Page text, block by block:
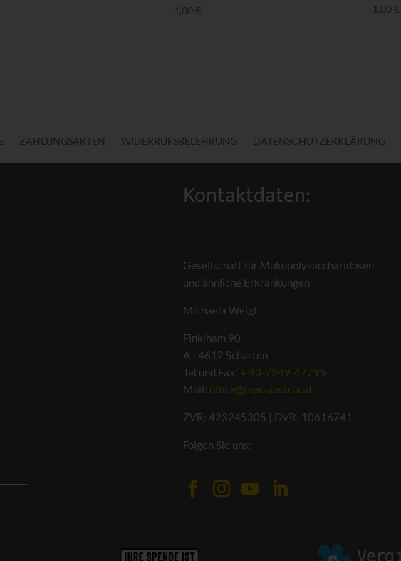
1,00 € 1,00 €
ZAHLUNGSARTEN WIDERRUFSBELEHRUNG DATENSCHUTZERKLÄRUNG
Kontaktdaten:
Gesellschaft für Mukopolysaccharidosen
und ähnliche Erkrankungen
Michaela Weigl
Finklham 90
A - 4612 Scharten
Tel und Fax: + 43-7249-47795
Mail: office@mps-austria.at
ZVR: 423245305 | DVR: 10616741
Folgen Sie uns: